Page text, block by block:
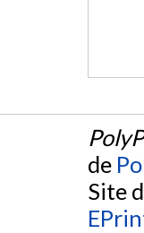
de
Site